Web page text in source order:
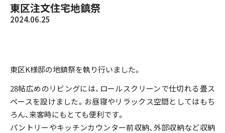
ラインナップ
お知らせ
コラム
東区注文住宅地鎮祭
2024.06.25
東区K様邸の地鎮祭を執り行いました。
28帖広めのリビングには、ロールスクリーンで仕切れる畳ス
ペースを設けました。お昼寝やリラックス空間としてはもち
ろん、来客時にもとても便利です。
パントリーやキッチンカウンター前収納、外部収納など収納